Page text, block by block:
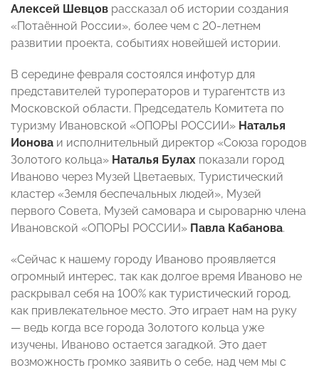
Алексей Шевцов рассказал об истории создания
«Потаённой России», более чем с 20-летнем
развитии проекта, событиях новейшей истории.
В середине февраля состоялся инфотур для
представителей туроператоров и турагентств из
Московской области. Председатель Комитета по
туризму Ивановской «ОПОРЫ РОССИИ» Наталья
Ионова и исполнительный директор «Союза городов
Золотого кольца» Наталья Булах показали город
Иваново через Музей Цветаевых, Туристический
кластер «Земля беспечальных людей», Музей
первого Совета, Музей самовара и сыроварню члена
Ивановской «ОПОРЫ РОССИИ» Павла Кабанова.
«Сейчас к нашему городу Иваново проявляется
огромный интерес, так как долгое время Иваново не
раскрывал себя на 100% как туристический город,
как привлекательное место. Это играет нам на руку
— ведь когда все города Золотого кольца уже
изучены, Иваново остается загадкой. Это дает
возможность громко заявить о себе, над чем мы с